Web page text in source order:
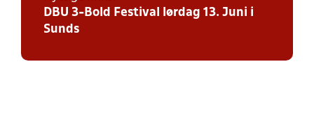
DBU 3-Bold Festival lørdag 13. Juni i
Sunds